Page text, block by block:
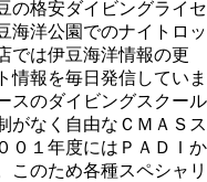
の格安ダイビングライセ
海洋公園でのナイトロッ
では伊豆海洋情報の更
情報を毎日発信していま
スのダイビングスクール
がなく自由なＣＭＡＳス
０１年度にはＰＡＤＩか
このため各種スペシャリ